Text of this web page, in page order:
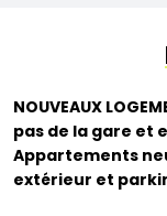
NOUVEAUX
pas de la gare et
Appartements
extérieur et